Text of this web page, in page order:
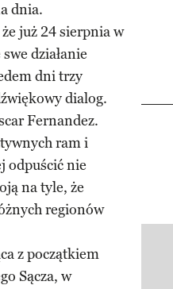
dnia.
już 24 sierpnia w
działanie
dni trzy
dialog.
Fernandez.
ram i
odpuścić nie
na tyle, że
regionów
z początkiem
Sącza, w